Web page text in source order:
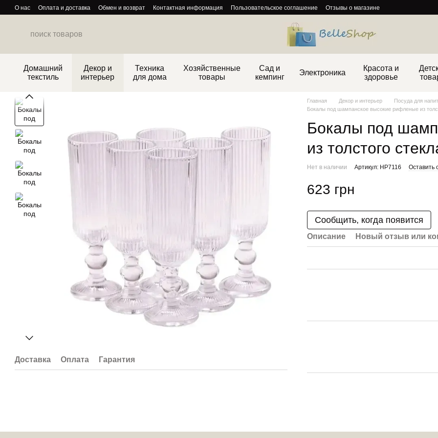
Перейти к основному контенту
О нас Оплата и доставка Обмен и возврат Контактная информация Пользовательское соглашение
Отзывы о магазине
Домашний
текстиль
Декор и
интерьер
Техника
для дома
Хозяйственные
товары
Сад и
кемпинг
Электроника
Красота и
здоровье
Доставка Оплата Гарантия
Главная Декор и интерьер Посуда для
Бокалы под шампанское высокие рифленые из
Бокалы под
из толстого
Нет в наличии Артикул: HP7116 Оставить
623 грн
Сообщить, когда появится
Описание Новый отзыв или